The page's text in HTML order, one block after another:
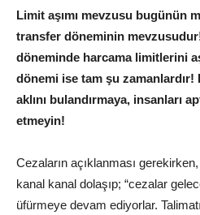
Limit aşımı mevzusu bugünün
transfer döneminin
döneminde harcama limitlerini
dönemi ise tam şu
aklını bulandırmaya, insanları
etmeyin!
Cezaların açıklanması
kanal kanal dolaşıp; “cezalar
üfürmeye devam ediyorlar.